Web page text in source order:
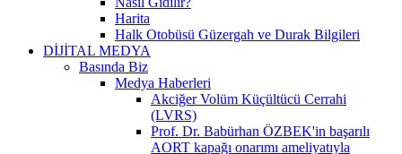
Harita
Halk Otobüsü Güzergah ve Durak Bilgileri
DİJİTAL MEDYA
Basında Biz
Medya Haberleri
Akciğer Volüm Küçültücü Cerrahi
(LVRS)
Prof. Dr. Babürhan ÖZBEK'in başarılı
AORT kapağı onarımı ameliyatıyla